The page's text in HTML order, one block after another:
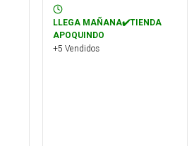
LLEGA MAÑANA✔️TIENDA
APOQUINDO
+5 Vendidos